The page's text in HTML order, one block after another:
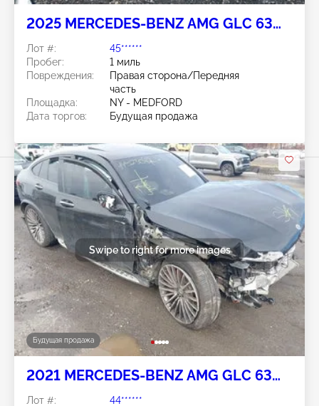
2025 MERCEDES-BENZ AMG GLC 63
Лот #:
45******
Пробег:
1 миль
Повреждения:
Правая сторона/Передняя
часть
Площадка:
NY - MEDFORD
Дата торгов:
Будущая продажа
Будущая продажа
Swipe to right for more images
2021 MERCEDES-BENZ AMG GLC 63
Лот #: 44******